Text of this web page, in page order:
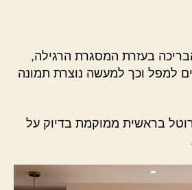
בעזרת המסגרת הרגילה,
למפל וכך למעשה נוצרת תמונה
בראשית ממוקמת בדיוק על